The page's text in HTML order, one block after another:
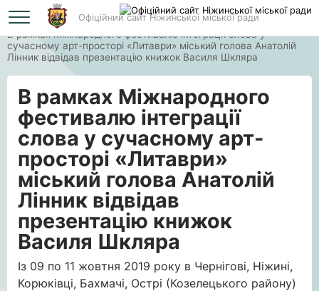
Офіційний сайт Ніжинської міської ради
Головна
В рамках Міжнародного фестивалю інтеграції слова у
сучасному арт-просторі «Литаври» міський голова Анатолій
Лінник відвідав презентацію книжок Василя Шкляра
В рамках Міжнародного
фестивалю інтеграції
слова у сучасному арт-
просторі «Литаври»
міський голова Анатолій
Лінник відвідав
презентацію книжок
Василя Шкляра
Із 09 по 11 жовтня 2019 року в Чернігові, Ніжині,
Корюківці, Бахмачі, Острі (Козелецького району)